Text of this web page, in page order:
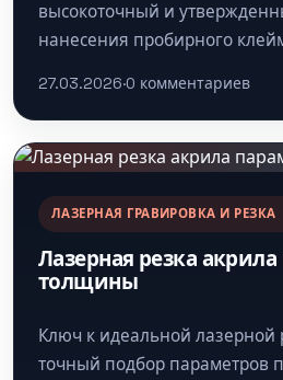
высокоточный и
нанесения пробирного
драгоценных металлов. В…
27.03.2026·0 комментариев
ЛАЗЕРНАЯ ГРАВИРОВКА И РЕЗКА
Лазерная резка
толщины
Ключ к идеальной лазерной
точный подбор параметров